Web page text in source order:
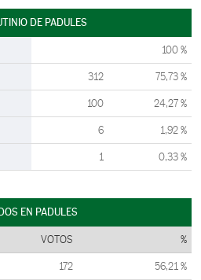
DE PADULES
100 %
312 75,73 %
100 24,27 %
6 1,92 %
1 0,33 %
EN PADULES
VOTOS %
172 56,21 %